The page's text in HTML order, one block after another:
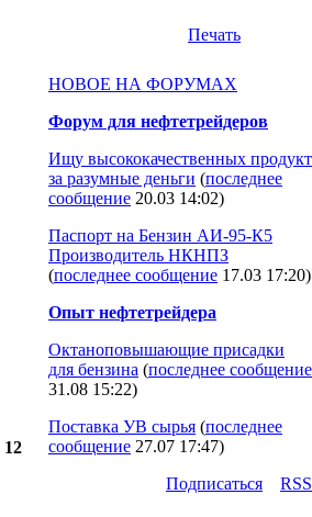
Печать
12
НОВОЕ НА ФОРУМАХ
Форум для нефтетрейдеров
Ищу высококачественных продукт
за разумные деньги (последнее
сообщение 20.03 14:02)
Паспорт на Бензин АИ-95-К5
Производитель НКНПЗ
(последнее сообщение 17.03 17:20)
Опыт нефтетрейдера
Октаноповышающие присадки
для бензина (последнее сообщение
31.08 15:22)
Поставка УВ сырья (последнее
сообщение 27.07 17:47)
Подпиcаться
RSS